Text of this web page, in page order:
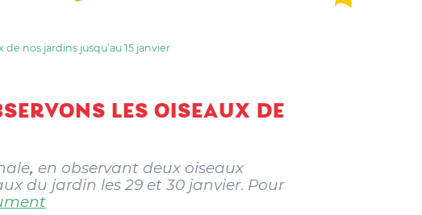
nos jardins jusqu’au 15 janvier
LES OISEAUX DE
, en observant deux oiseaux
du jardin les 29 et 30 janvier. Pour